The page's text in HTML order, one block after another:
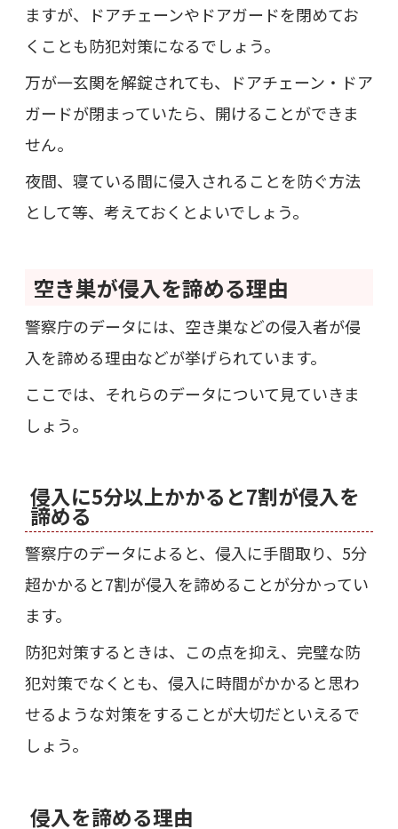
ますが、ドアチェーンやドアガードを閉めてお
くことも防犯対策になるでしょう。
万が一玄関を解錠されても、ドアチェーン・ドア
ガードが閉まっていたら、開けることができま
せん。
夜間、寝ている間に侵入されることを防ぐ方法
として等、考えておくとよいでしょう。
空き巣が侵入を諦める理由
警察庁のデータには、空き巣などの侵入者が侵
入を諦める理由などが挙げられています。
ここでは、それらのデータについて見ていきま
しょう。
侵入に5分以上かかると7割が侵入を
諦める
警察庁のデータによると、侵入に手間取り、5分
超かかると7割が侵入を諦めることが分かってい
ます。
防犯対策するときは、この点を抑え、完璧な防
犯対策でなくとも、侵入に時間がかかると思わ
せるような対策をすることが大切だといえるで
しょう。
侵入を諦める理由